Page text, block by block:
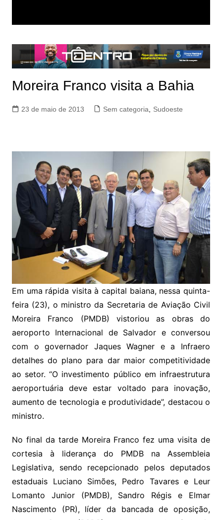
Moreira Franco visita a Bahia
23 de maio de 2013 Sem categoria, Sudoeste
Em uma rápida visita à capital baiana, nessa quinta-
feira (23), o ministro da Secretaria de Aviação Civil
Moreira Franco (PMDB) vistoriou as obras do
aeroporto Internacional de Salvador e conversou
com o governador Jaques Wagner e a Infraero
detalhes do plano para dar maior competitividade
ao setor. “O investimento público em infraestrutura
aeroportuária deve estar voltado para inovação,
aumento de tecnologia e produtividade”, destacou o
ministro.
No final da tarde Moreira Franco fez uma visita de
cortesia à liderança do PMDB na Assembleia
Legislativa, sendo recepcionado pelos deputados
estaduais Luciano Simões, Pedro Tavares e Leur
Lomanto Junior (PMDB), Sandro Régis e Elmar
Nascimento (PR), líder da bancada de oposição,